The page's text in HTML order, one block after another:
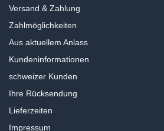
Versand & Zahlung
Zahlmöglichkeiten
Aus aktuellem Anlass
Kundeninformationen
schweizer Kunden
Ihre Rücksendung
Lieferzeiten
Impressum